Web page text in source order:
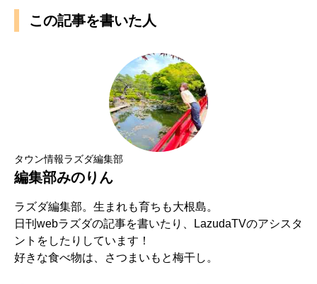
この記事を書いた人
タウン情報ラズダ編集部
編集部みのりん
ラズダ編集部。生まれも育ちも大根島。
日刊webラズダの記事を書いたり、LazudaTVのアシスタ
ントをしたりしています！
好きな食べ物は、さつまいもと梅干し。